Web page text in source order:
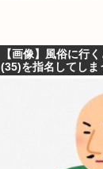
【画像】風俗に行
(35)を指名してしま